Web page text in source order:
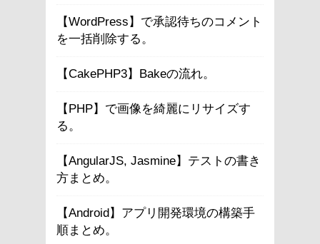
【WordPress】で承認待ちのコメント
を一括削除する。
【CakePHP3】Bakeの流れ。
【PHP】で画像を綺麗にリサイズす
る。
【AngularJS, Jasmine】テストの書き
方まとめ。
【Android】アプリ開発環境の構築手
順まとめ。